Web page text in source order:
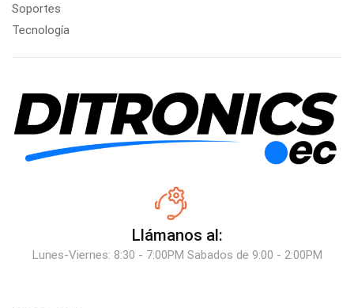
Soportes
Tecnología
Llámanos al:
Lunes-Viernes: 8:30 - 7:00PM Sabados de 9:00 - 2:00PM